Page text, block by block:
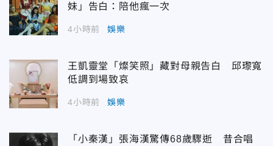
妹」告白：陪他瘋一次
4小時前 娛樂
王凱靈堂「燦笑照」藏對母親告白 邱瓈寬
低調到場致哀
4小時前 娛樂
「小秦漢」張海漢驚傳68歲驟逝 昔合唱